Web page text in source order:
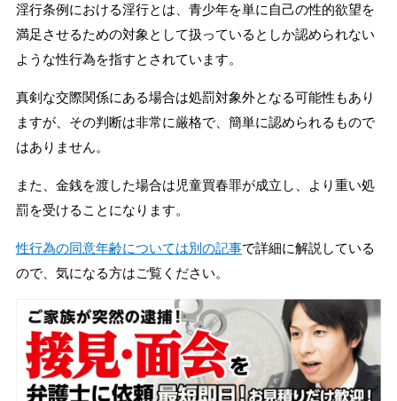
淫行条例における淫行とは、青少年を単に自己の性的欲望を
満足させるための対象として扱っているとしか認められない
ような性行為を指すとされています。
真剣な交際関係にある場合は処罰対象外となる可能性もあり
ますが、その判断は非常に厳格で、簡単に認められるもので
はありません。
また、金銭を渡した場合は児童買春罪が成立し、より重い処
罰を受けることになります。
性行為の同意年齢については別の記事で詳細に解説している
ので、気になる方はご覧ください。